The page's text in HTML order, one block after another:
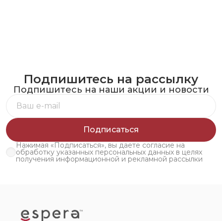
Подпишитесь на рассылку
Подпишитесь на наши акции и новости
Подписаться
Нажимая «Подписаться», вы даете согласие на
обработку указанных персональных данных в целях
получения информационной и рекламной рассылки